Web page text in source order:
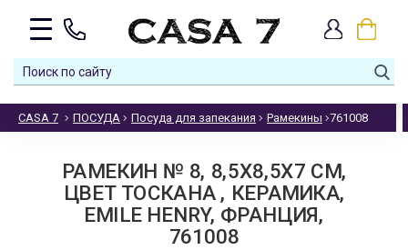
CASA 7 ПОСУДА Посуда для запекания Рамекины 761008
РАМЕКИН № 8, 8,5Х8,5Х7 СМ,
ЦВЕТ ТОСКАНА , КЕРАМИКА,
EMILE HENRY, ФРАНЦИЯ,
761008